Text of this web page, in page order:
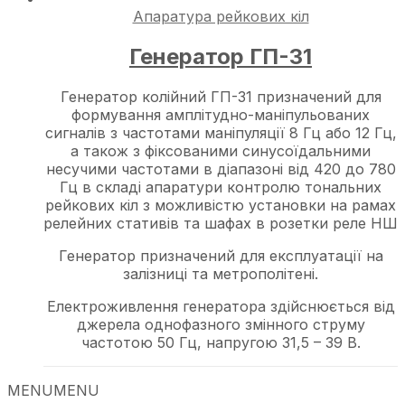
Апаратура рейкових кіл
Генератор ГП-31
Генератор колійний ГП-31 призначений для
формування амплітудно-маніпульованих
сигналів з частотами маніпуляції 8 Гц або 12 Гц,
а також з фіксованими синусоїдальними
несучими частотами в діапазоні від 420 до 780
Гц в складі апаратури контролю тональних
рейкових кіл з можливістю установки на рамах
релейних стативів та шафах в розетки реле НШ
Генератор призначений для експлуатації на
залізниці та метрополітені.
Електроживлення генератора здійснюється від
джерела однофазного змінного струму
частотою 50 Гц, напругою 31,5 – 39 В.
MENUMENU